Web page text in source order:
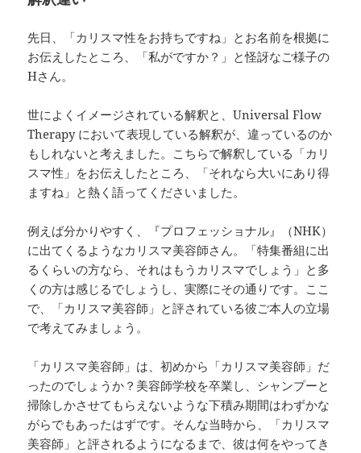
先日、「カリスマ性をお持ちですね」とお名前を根拠に
お伝えしたところ、「私がですか？」と怪訝なご様子の
Hさん。
世によくイメージされている解釈と、Universal Flow
Therapy において表現している解釈が、違っているのか
もしれないと考えました。こちらで解釈している「カリ
スマ性」をお伝えしたところ、「それなら大いにあり得
ますね」と熱く語ってくださいました。
例えば分かりやすく、『プロフェッショナル』（NHK）
に出てくるようなカリスマ美容師さん。「特集番組に出
るくらいの方なら、それはもうカリスマでしょう」と多
くの方は感じるでしょうし、実際にその通りです。ここ
で、「カリスマ美容師」と評されている彼ご本人の立場
で考えてみましょう。
「カリスマ美容師」は、初めから「カリスマ美容師」だ
ったのでしょうか？美容師学校を卒業し、シャンプーと
掃除しかさせてもらえないような下積み期間はわずかな
がらでもあったはずです。そんな当時から、「カリスマ
美容師」と評されるようになるまで、彼は何をやってき